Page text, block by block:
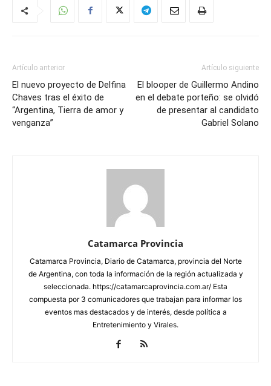
Artículo anterior
El nuevo proyecto de Delfina
Chaves tras el éxito de
“Argentina, Tierra de amor y
venganza”
Artículo siguiente
El blooper de Guillermo Andino
en el debate porteño: se olvidó
de presentar al candidato
Gabriel Solano
Catamarca Provincia
Catamarca Provincia, Diario de Catamarca, provincia del Norte
de Argentina, con toda la información de la región actualizada y
seleccionada. https://catamarcaprovincia.com.ar/ Esta
compuesta por 3 comunicadores que trabajan para informar los
eventos mas destacados y de interés, desde política a
Entretenimiento y Virales.